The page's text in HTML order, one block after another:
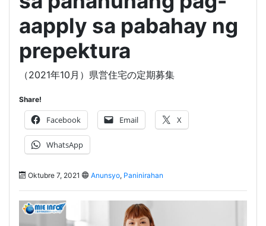
aapply sa pabahay ng
prepektura
（2021年10月）県営住宅の定期募集
Share!
Facebook Email X
WhatsApp
Oktubre 7, 2021 Anunsyo, Paninirahan